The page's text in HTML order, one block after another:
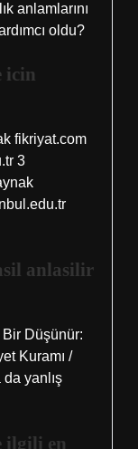
anlamlarını
oldu?
icin
fikriyat.com
3
anlasilir
Bir Düşünür:
Kuramı /
da yanlış
ilgili en